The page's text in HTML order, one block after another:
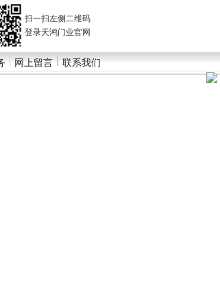
扫一扫左侧二维码
登录天鸿门业官网
网上留言 联系我们